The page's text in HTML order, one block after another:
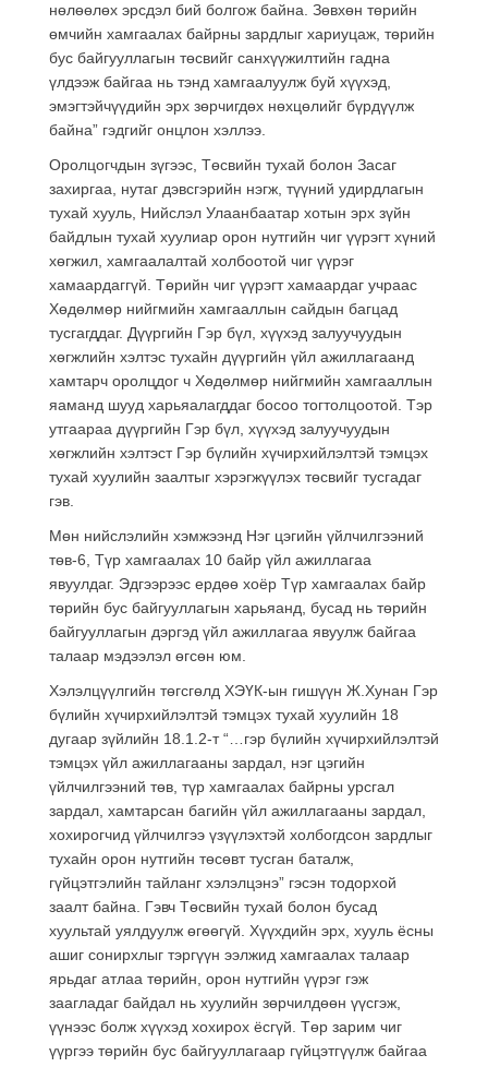
нөлөөлөх эрсдэл бий болгож байна. Зөвхөн төрийн
өмчийн хамгаалах байрны зардлыг хариуцаж, төрийн
бус байгууллагын төсвийг санхүүжилтийн гадна
үлдээж байгаа нь тэнд хамгаалуулж буй хүүхэд,
эмэгтэйчүүдийн эрх зөрчигдөх нөхцөлийг бүрдүүлж
байна” гэдгийг онцлон хэллээ.
Оролцогчдын зүгээс, Төсвийн тухай болон Засаг
захиргаа, нутаг дэвсгэрийн нэгж, түүний удирдлагын
тухай хууль, Нийслэл Улаанбаатар хотын эрх зүйн
байдлын тухай хуулиар орон нутгийн чиг үүрэгт хүний
хөгжил, хамгаалалтай холбоотой чиг үүрэг
хамаардаггүй. Төрийн чиг үүрэгт хамаардаг учраас
Хөдөлмөр нийгмийн хамгааллын сайдын багцад
тусгагддаг. Дүүргийн Гэр бүл, хүүхэд залуучуудын
хөгжлийн хэлтэс тухайн дүүргийн үйл ажиллагаанд
хамтарч оролцдог ч Хөдөлмөр нийгмийн хамгааллын
яаманд шууд харьяалагддаг босоо тогтолцоотой. Тэр
утгаараа дүүргийн Гэр бүл, хүүхэд залуучуудын
хөгжлийн хэлтэст Гэр бүлийн хүчирхийлэлтэй тэмцэх
тухай хуулийн заалтыг хэрэгжүүлэх төсвийг тусгадаг
гэв.
Мөн нийслэлийн хэмжээнд Нэг цэгийн үйлчилгээний
төв-6, Түр хамгаалах 10 байр үйл ажиллагаа
явуулдаг. Эдгээрээс ердөө хоёр Түр хамгаалах байр
төрийн бус байгууллагын харьяанд, бусад нь төрийн
байгууллагын дэргэд үйл ажиллагаа явуулж байгаа
талаар мэдээлэл өгсөн юм.
Хэлэлцүүлгийн төгсгөлд ХЭҮК-ын гишүүн Ж.Хунан Гэр
бүлийн хүчирхийлэлтэй тэмцэх тухай хуулийн 18
дугаар зүйлийн 18.1.2-т “…гэр бүлийн хүчирхийлэлтэй
тэмцэх үйл ажиллагааны зардал, нэг цэгийн
үйлчилгээний төв, түр хамгаалах байрны урсгал
зардал, хамтарсан багийн үйл ажиллагааны зардал,
хохирогчид үйлчилгээ үзүүлэхтэй холбогдсон зардлыг
тухайн орон нутгийн төсөвт тусган баталж,
гүйцэтгэлийн тайланг хэлэлцэнэ” гэсэн тодорхой
заалт байна. Гэвч Төсвийн тухай болон бусад
хуультай уялдуулж өгөөгүй. Хүүхдийн эрх, хууль ёсны
ашиг сонирхлыг тэргүүн ээлжид хамгаалах талаар
ярьдаг атлаа төрийн, орон нутгийн үүрэг гэж
заагладаг байдал нь хуулийн зөрчилдөөн үүсгэж,
үүнээс болж хүүхэд хохирох ёсгүй. Төр зарим чиг
үүргээ төрийн бус байгууллагаар гүйцэтгүүлж байгаа